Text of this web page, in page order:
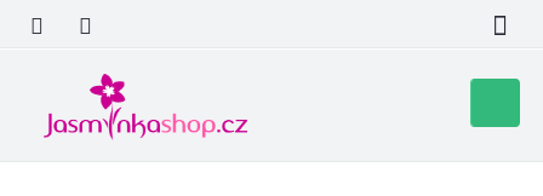
obsah
košík